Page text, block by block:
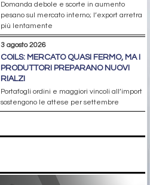
Domanda debole e scorte in aumento
pesano sul mercato interno; l’export arretra
più lentamente
3 agosto 2026
COILS: MERCATO QUASI FERMO, MA I
PRODUTTORI PREPARANO NUOVI
RIALZI
Portafogli ordini e maggiori vincoli all’import
sostengono le attese per settembre